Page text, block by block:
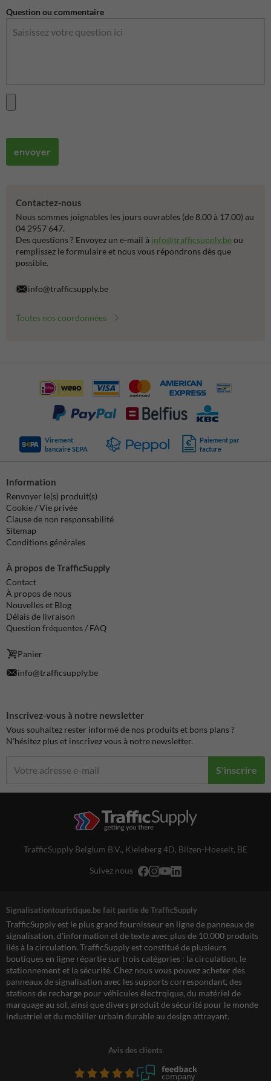
Question ou commentaire
envoyer
Contactez-nous
Nous sommes joignables les jours ouvrables (de 8.00 à 17.00) au
04 2957 647.
Des questions ? Envoyez un e-mail à info@trafficsupply.beou
remplissez le formulaire et nous vous répondrons dès que
possible.
info@trafficsupply.be
Toutes nos coordonnées
Virement
bancaire SEPA
Paiement par
facture
Information
Renvoyer le(s) produit(s)
Cookie / Vie privée
Clause de non responsabilité
Sitemap
Conditions générales
À propos de TrafficSupply
Contact
À propos de nous
Nouvelles et Blog
Délais de livraison
Question fréquentes / FAQ
Panier
info@trafficsupply.be
Inscrivez-vous à notre newsletter
Vous souhaitez rester informé de nos produits et bons plans ?
N'hésitez plus et inscrivez vous à notre newsletter.
S'inscrire
TrafficSupply Belgium B.V., Kieleberg 4D, Bilzen-Hoeselt, BE
Suivez nous
Signalisationtouristique.be fait partie de TrafficSupply
TrafficSupply est le plus grand fournisseur en ligne de panneaux de
signalisation, d'information et de texte avec plus de 10.000 produits
liés à la circulation. TrafficSupply est constitué de plusieurs
boutiques en ligne répartie sur trois catégories : la circulation, le
stationnement et la sécurité. Chez nous vous pouvez acheter des
panneaux de signalisation avec les supports correspondant, des
stations de recharge pour véhicules électrqique, du matériel de
marquage au sol, ainsi que divers produit de sécurité pour le monde
industriel et du mobilier urbain durable au design attrayant.
Avis des clients